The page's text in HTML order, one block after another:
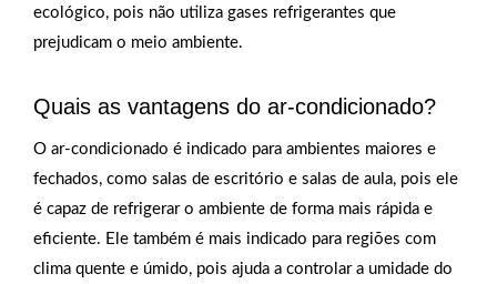
ecológico, pois não utiliza gases refrigerantes que
prejudicam o meio ambiente.
Quais as vantagens do ar-condicionado?
O ar-condicionado é indicado para ambientes maiores e
fechados, como salas de escritório e salas de aula, pois ele
é capaz de refrigerar o ambiente de forma mais rápida e
eficiente. Ele também é mais indicado para regiões com
clima quente e úmido, pois ajuda a controlar a umidade do